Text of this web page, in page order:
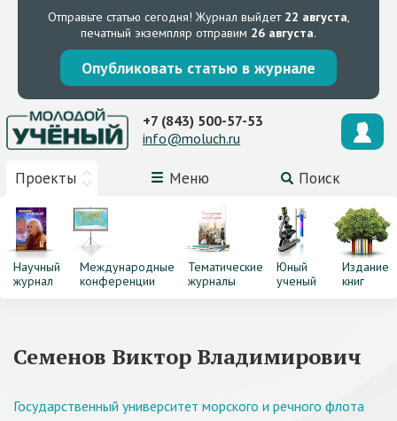
Отправьте статью сегодня! Журнал выйдет 22 августа,
печатный экземпляр отправим 26 августа.
Опубликовать статью в журнале
Проекты Меню Поиск
+7 (843) 500-57-53
info@moluch.ru
Научный
журнал
Международные
конференции
Тематические
журналы
Юный
ученый
Издание
книг
Семенов Виктор Владимирович
Государственный университет морского и речного флота